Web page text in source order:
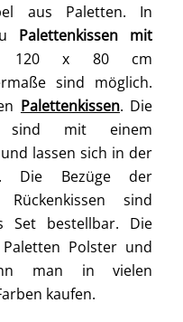
aus Paletten. In
Palettenkissen mit
120 x 80 cm
sind möglich.
Palettenkissen. Die
sind mit einem
lassen sich in der
Die Bezüge der
sind
Set bestellbar. Die
Polster und
man in vielen
kaufen.